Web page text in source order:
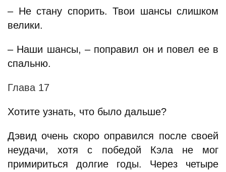
– Не стану спорить. Твои шансы слишком
велики.
– Наши шансы, – поправил он и повел ее в
спальню.
Глава 17
Хотите узнать, что было дальше?
Дэвид очень скоро оправился после своей
неудачи, хотя с победой Кэла не мог
примириться долгие годы. Через четыре